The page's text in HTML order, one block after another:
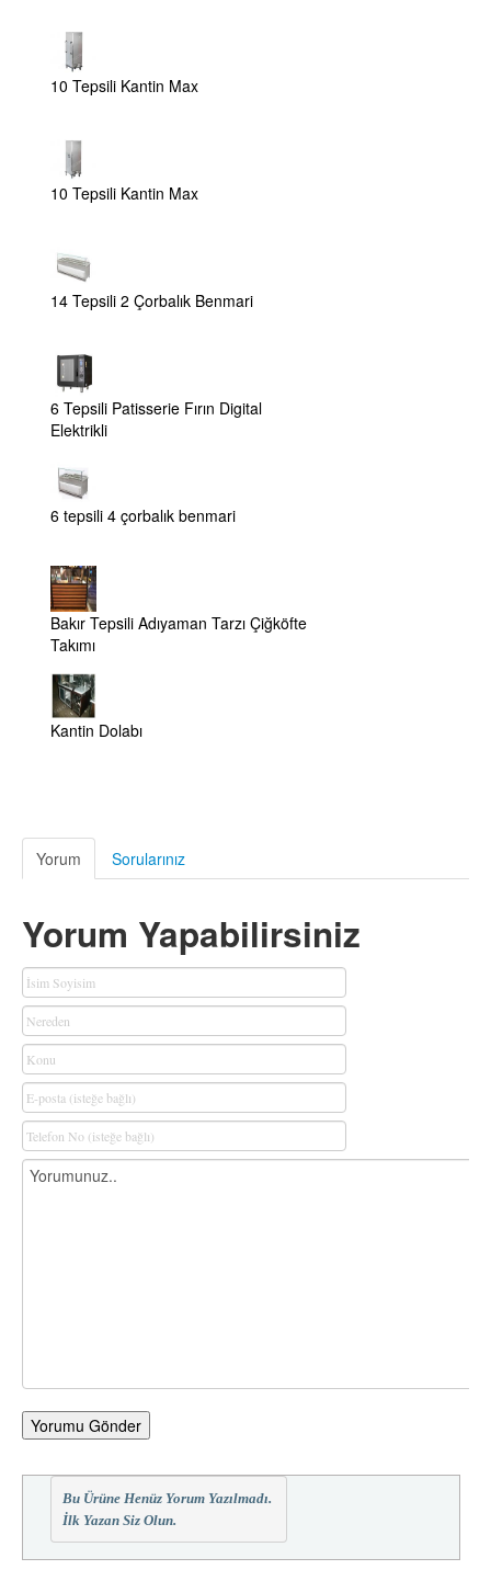
10 Tepsili Kantin Max
10 Tepsili Kantin Max
14 Tepsili 2 Çorbalık Benmari
6 Tepsili Patisserie Fırın Digital
Elektrikli
6 tepsili 4 çorbalık benmari
Bakır Tepsili Adıyaman Tarzı Çiğköfte
Takımı
Kantin Dolabı
Yorum Sorularınız
Yorum Yapabilirsiniz
Yorumu Gönder
Bu Ürüne Henüz Yorum Yazılmadı.
İlk Yazan Siz Olun.